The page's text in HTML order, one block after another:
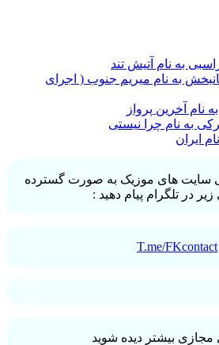
به نام آتیش تند
به نام میریم جنوب ( اجرای
نام آخرین پرواز
به نام چرا نیستی
ایران
سایت های موزیک به صورت گسترده
در تلگرام پیام دهید :
T.me/FKcontact
بیشتر دیده شوید